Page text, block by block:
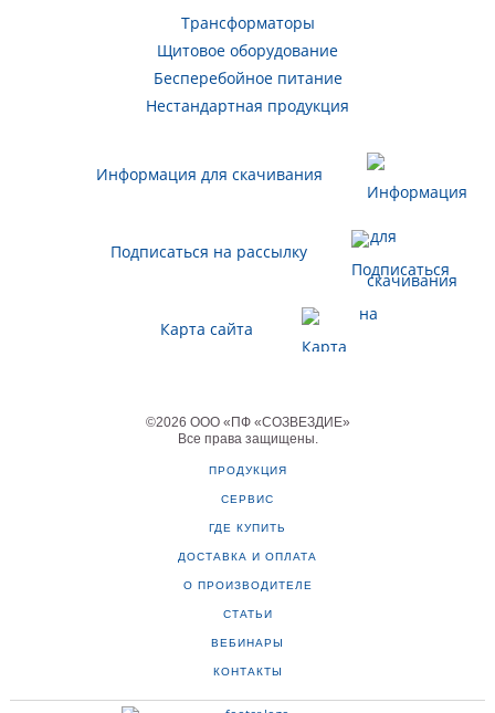
Трансформаторы
Щитовое оборудование
Бесперебойное питание
Нестандартная продукция
Информация для скачивания
Подписаться на рассылку
Карта сайта
©2026 ООО «ПФ «СОЗВЕЗДИЕ»
Все права защищены.
ПРОДУКЦИЯ
СЕРВИС
ГДЕ КУПИТЬ
ДОСТАВКА И ОПЛАТА
О ПРОИЗВОДИТЕЛЕ
СТАТЬИ
ВЕБИНАРЫ
КОНТАКТЫ